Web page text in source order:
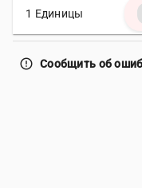
1 Единицы
error_outline Сообщить об